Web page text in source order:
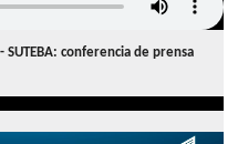
- SUTEBA: conferencia de prensa